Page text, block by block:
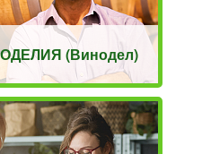
(Винодел)